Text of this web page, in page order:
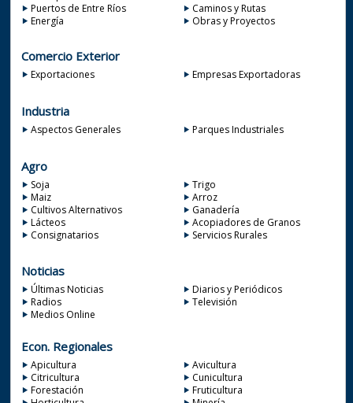
Puertos de Entre Ríos
Caminos y Rutas
Energía
Obras y Proyectos
Comercio Exterior
Exportaciones Empresas Exportadoras
Industria
Aspectos Generales Parques Industriales
Agro
Soja
Trigo
Maiz
Arroz
Cultivos Alternativos
Ganadería
Lácteos
Acopiadores de Granos
Consignatarios
Servicios Rurales
Noticias
Últimas Noticias
Diarios y Periódicos
Radios
Televisión
Medios Online
Econ. Regionales
Apicultura
Avicultura
Citricultura
Cunicultura
Forestación
Fruticultura